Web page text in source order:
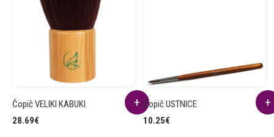
Čopič VELIKI KABUKI
28.69€
Čopič USTNICE
10.25€